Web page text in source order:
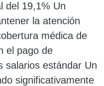
del 19,1% Un
la atención
médica de
el pago de
salarios estándar Un
significativamente